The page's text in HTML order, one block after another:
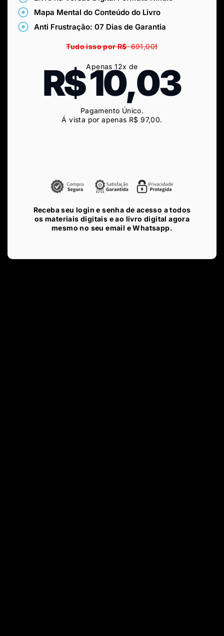
Mapa Mental do Conteúdo do Livro
Anti Frustração: 07 Dias de Garantia
Tudo isso por R$691,00!
Apenas 12x de
R$ 10,03
Pagamento Único.
Á vista por apenas R$ 97,00.
Receba seu login e senha de acesso a todos
os materiais digitais e ao livro digital agora
mesmo no seu email e Whatsapp.